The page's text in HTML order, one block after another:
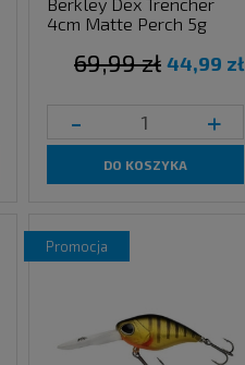
Berkley Dex Trencher
4cm Matte Perch 5g
44,99 zł
69,99 zł
- +
DO KOSZYKA
promocja